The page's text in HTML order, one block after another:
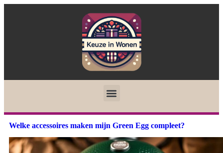
Welke accessoires maken mijn Green Egg compleet?